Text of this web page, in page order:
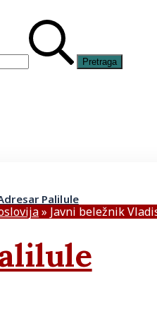
Palilule
» Javni beležnik